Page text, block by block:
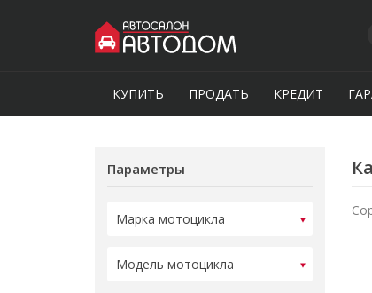
КУПИТЬ ПРОДАТЬ КРЕДИТ
Параметры